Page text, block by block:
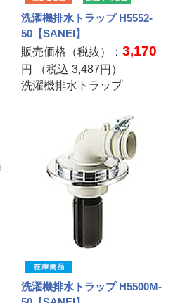
洗濯機排水トラップ H5552-
50【SANEI】
販売価格（税抜）：3,170
円 （税込3,487円）
洗濯機排水トラップ
洗濯機排水トラップ H5500M-